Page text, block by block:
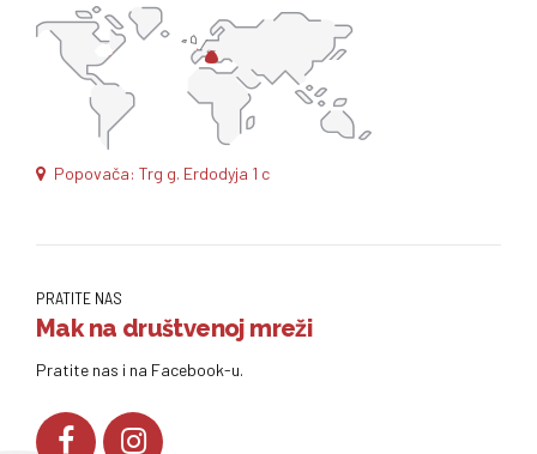
Popovača: Trg g. Erdodyja 1 c
PRATITE NAS
Mak na društvenoj mreži
Pratite nas i na Facebook-u.